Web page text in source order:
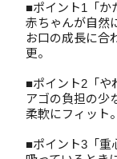
■ポイント1「か
赤ちゃんが自然
お口の成長に合
更。
■ポイント2「や
アゴの負担の少
柔軟にフィット。
■ポイント3「重